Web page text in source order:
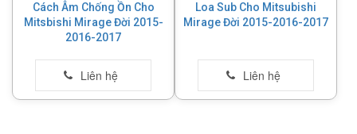
Cách Âm Chống Ồn Cho
Mitsbishi Mirage Đời 2015-
2016-2017
Loa Sub Cho Mitsubishi
Mirage Đời 2015-2016-2017